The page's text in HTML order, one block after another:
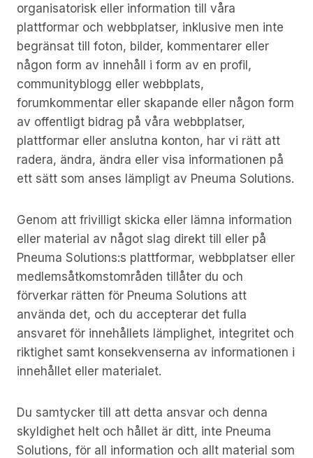
organisatorisk eller information till våra
plattformar och webbplatser, inklusive men inte
begränsat till foton, bilder, kommentarer eller
någon form av innehåll i form av en profil,
communityblogg eller webbplats,
forumkommentar eller skapande eller någon form
av offentligt bidrag på våra webbplatser,
plattformar eller anslutna konton, har vi rätt att
radera, ändra, ändra eller visa informationen på
ett sätt som anses lämpligt av Pneuma Solutions.
Genom att frivilligt skicka eller lämna information
eller material av något slag direkt till eller på
Pneuma Solutions:s plattformar, webbplatser eller
medlemsåtkomstområden tillåter du och
förverkar rätten för Pneuma Solutions att
använda det, och du accepterar det fulla
ansvaret för innehållets lämplighet, integritet och
riktighet samt konsekvenserna av informationen i
innehållet eller materialet.
Du samtycker till att detta ansvar och denna
skyldighet helt och hållet är ditt, inte Pneuma
Solutions, för all information och allt material som